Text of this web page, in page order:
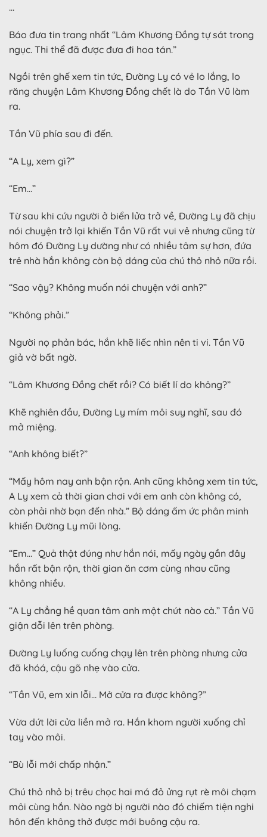
…
Báo đưa tin trang nhất “Lâm Khương Đồng tự sát trong
ngục. Thi thể đã được đưa đi hoa tán.”
Ngồi trên ghế xem tin tức, Đường Ly có vẻ lo lắng, lo
răng chuyện Lâm Khương Đồng chết là do Tần Vũ làm
ra.
Tần Vũ phía sau đi đến.
“A Ly, xem gì?”
“Em…”
Từ sau khi cứu người ở biển lửa trở về, Đường Ly đã chịu
nói chuyện trở lại khiến Tần Vũ rất vui vẻ nhưng cũng từ
hôm đó Đường Ly dường như có nhiều tâm sự hơn, đứa
trẻ nhà hắn không còn bộ dáng của chú thỏ nhỏ nữa rồi.
“Sao vậy? Không muốn nói chuyện với anh?”
“Không phải.”
Người nọ phản bác, hắn khẽ liếc nhìn nên ti vi. Tần Vũ
giả vờ bất ngờ.
“Lâm Khương Đồng chết rồi? Có biết lí do không?”
Khẽ nghiên đầu, Đường Ly mím môi suy nghĩ, sau đó
mở miệng.
“Anh không biết?”
“Mấy hôm nay anh bận rộn. Anh cũng không xem tin tức,
A Ly xem cả thời gian chơi với em anh còn không có,
còn phải nhờ bạn đến nhà.” Bộ dáng ấm ức phân minh
khiến Đường Ly mũi lòng.
“Em…” Quả thật đúng như hắn nói, mấy ngày gần đây
hắn rất bận rộn, thời gian ăn cơm cùng nhau cũng
không nhiều.
“A Ly chẳng hề quan tâm anh một chút nào cả.” Tần Vũ
giận dỗi lên trên phòng.
Đường Ly luống cuống chạy lên trên phòng nhưng cửa
đã khóá, cậu gõ nhẹ vào cửa.
“Tần Vũ, em xin lỗi… Mở cửa ra được không?”
Vừa dứt lời cửa liền mở ra. Hắn khom người xuống chỉ
tay vào môi.
“Bù lỗi mới chấp nhận.”
Chú thỏ nhỏ bị trêu chọc hai má đỏ ửng rụt rè môi chạm
môi cùng hắn. Nào ngờ bị người nào đó chiếm tiện nghi
hôn đến không thở được mới buông cậu ra.